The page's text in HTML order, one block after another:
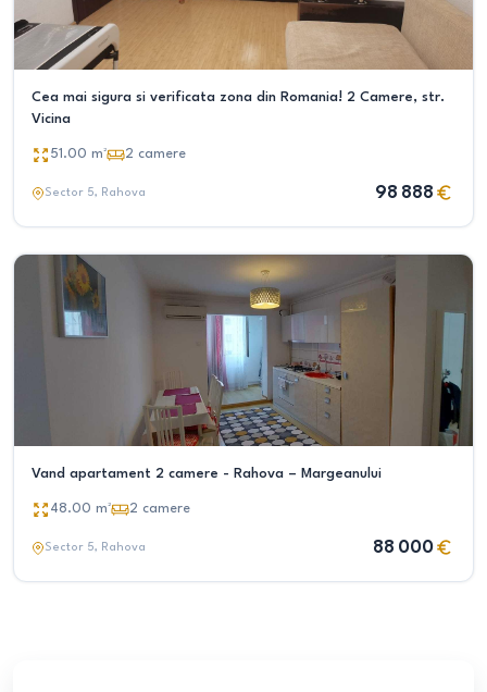
Cea mai sigura si verificata zona din Romania! 2 Camere, str.
Vicina
51.00 m² 2 camere
Sector 5, Rahova 98 888
Vand apartament 2 camere - Rahova – Margeanului
48.00 m² 2 camere
Sector 5, Rahova 88 000